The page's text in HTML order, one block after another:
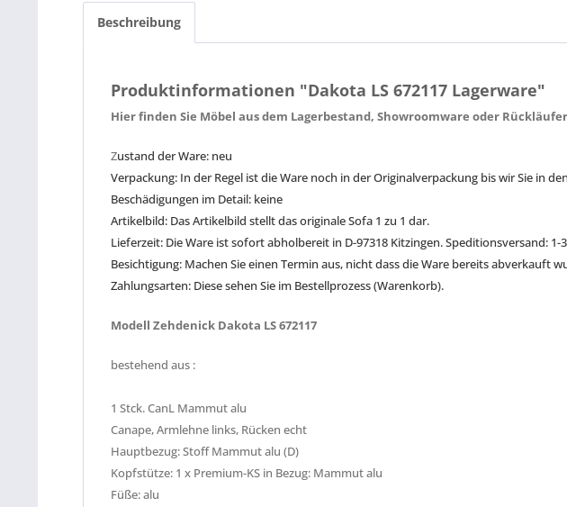
Beschreibung
Produktinformationen "Dakota LS 672117 Lagerware"
Hier finden Sie Möbel aus dem Lagerbestand, Showroomware oder
Zustand der Ware: neu
Verpackung: In der Regel ist die Ware noch in der Originalverpackung bis wir Sie in
Beschädigungen im Detail: keine
Artikelbild: Das Artikelbild stellt das originale Sofa 1 zu 1 dar.
Lieferzeit: Die Ware ist sofort abholbereit in D-97318 Kitzingen. Speditionsversand:
Besichtigung: Machen Sie einen Termin aus, nicht dass die Ware bereits abverkauft
Zahlungsarten: Diese sehen Sie im Bestellprozess (Warenkorb).
Modell Zehdenick Dakota LS 672117
bestehend aus :
1 Stck. CanL Mammut alu
Canape, Armlehne links, Rücken echt
Hauptbezug: Stoff Mammut alu (D)
Kopfstütze: 1 x Premium-KS in Bezug: Mammut alu
Füße: alu